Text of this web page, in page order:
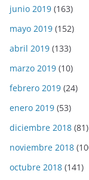
junio 2019 (163)
mayo 2019 (152)
abril 2019 (133)
marzo 2019 (10)
febrero 2019 (24)
enero 2019 (53)
diciembre 2018 (81)
noviembre 2018
octubre 2018 (141)